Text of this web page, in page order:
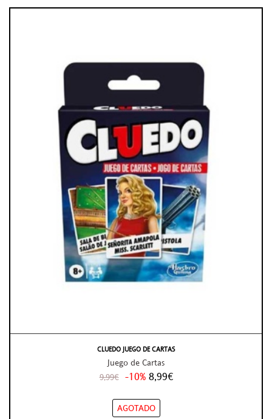
CLUEDO JUEGO DE CARTAS
Juego de Cartas
9,99€ -10% 8,99€
AGOTADO